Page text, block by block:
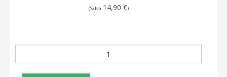
(S/Iva 14,90 €)